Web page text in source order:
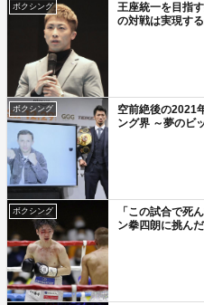
ボクシング
王座統一を目指
の対戦は実現す
ボクシング
空前絶後の2021
ング界 ～夢のビ
ボクシング
「この試合で死
ン拳四朗に挑ん